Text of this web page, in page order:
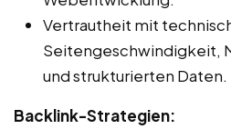
Vertrautheit mit
Seitengeschwindigkeit,
und strukturierten Daten.
Backlink-Strategien: